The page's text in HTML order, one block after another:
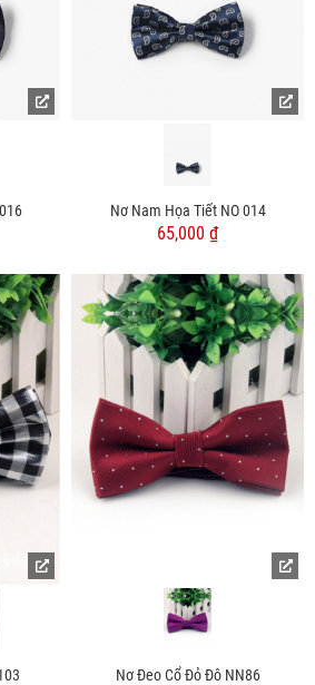
Nơ Nam Họa Tiết NO 014
65,000 ₫
Nơ Đeo Cổ Đỏ Đô NN86